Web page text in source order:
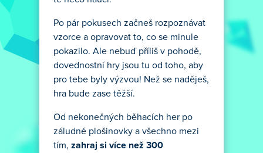
Po pár pokusech začneš rozpoznávat
vzorce a opravovat to, co se minule
pokazilo. Ale nebuď příliš v pohodě,
dovednostní hry jsou tu od toho, aby
pro tebe byly výzvou! Než se naděješ,
hra bude zase těžší.
Od nekonečných běhacích her po
záludné plošinovky a všechno mezi
tím, zahraj si více než 300